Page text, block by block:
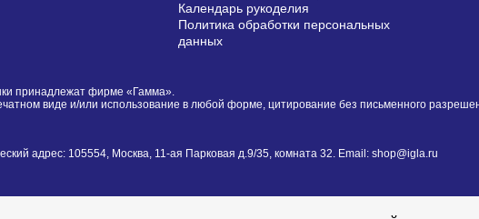
Календарь рукоделия
Политика обработки персональных
данных
принадлежат фирме «Гамма».
виде и/или использование в любой форме, цитирование без письменного
адрес: 105554, Москва, 11-ая Парковая д.9/35, комната 32. Email: shop@igla.ru